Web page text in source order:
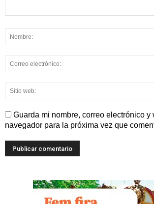
Guarda mi nombre, correo electrónico y
navegador para la próxima vez que